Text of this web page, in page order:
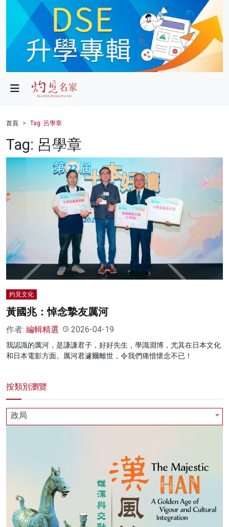
政局
財經
健康
名家榜
灼見活動
首頁 Tag: 呂學章
Tag: 呂學章
灼見文化
黃國兆：悼念摯友厲河
作者: 編輯精選 2026-04-19
我認識的厲河，是謙謙君子，好好先生，學識淵博，尤其在日本文化
和日本電影方面。厲河君遽爾離世，令我們痛惜懷念不已！
按類別瀏覽
政局